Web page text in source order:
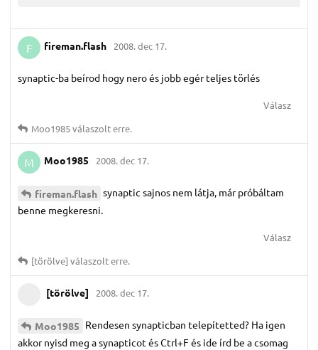
F fireman.​flash 2008. dec 17.
synaptic-ba beírod hogy nero és jobb egér teljes törlés
Válasz
Moo1985válaszolt erre.
M Moo1985 2008. dec 17.
fireman.​flash synaptic sajnos nem látja, már próbáltam
benne megkeresni.
Válasz
[törölve] válaszolt erre.
[törölve] 2008. dec 17.
Moo1985 Rendesen synapticban telepítetted? Ha igen
akkor nyisd meg a synapticot és Ctrl+F és ide írd be a csomag